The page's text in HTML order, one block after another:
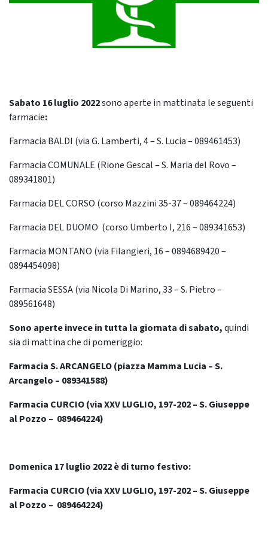
Sabato 16 luglio 2022sono aperte in mattinata le seguenti
farmacie:
Farmacia BALDI (via G. Lamberti, 4 – S. Lucia – 089461453)
Farmacia COMUNALE (Rione Gescal – S. Maria del Rovo –
089341801)
Farmacia DEL CORSO (corso Mazzini 35-37 – 089464224)
Farmacia DEL DUOMO (corso Umberto I, 216 – 089341653)
Farmacia MONTANO (via Filangieri, 16 – 0894689420 –
0894454098)
Farmacia SESSA (via Nicola Di Marino, 33 – S. Pietro –
089561648)
Sono aperte invece in tutta la giornata di sabato,quindi
sia di mattina che di pomeriggio:
Farmacia S. ARCANGELO (piazza Mamma Lucia – S.
Arcangelo – 089341588)
Farmacia CURCIO (via XXV LUGLIO, 197-202 – S. Giuseppe
al Pozzo – 089464224)
Domenica 17 luglio 2022 è di turno festivo:
Farmacia CURCIO (via XXV LUGLIO, 197-202 – S. Giuseppe
al Pozzo – 089464224)